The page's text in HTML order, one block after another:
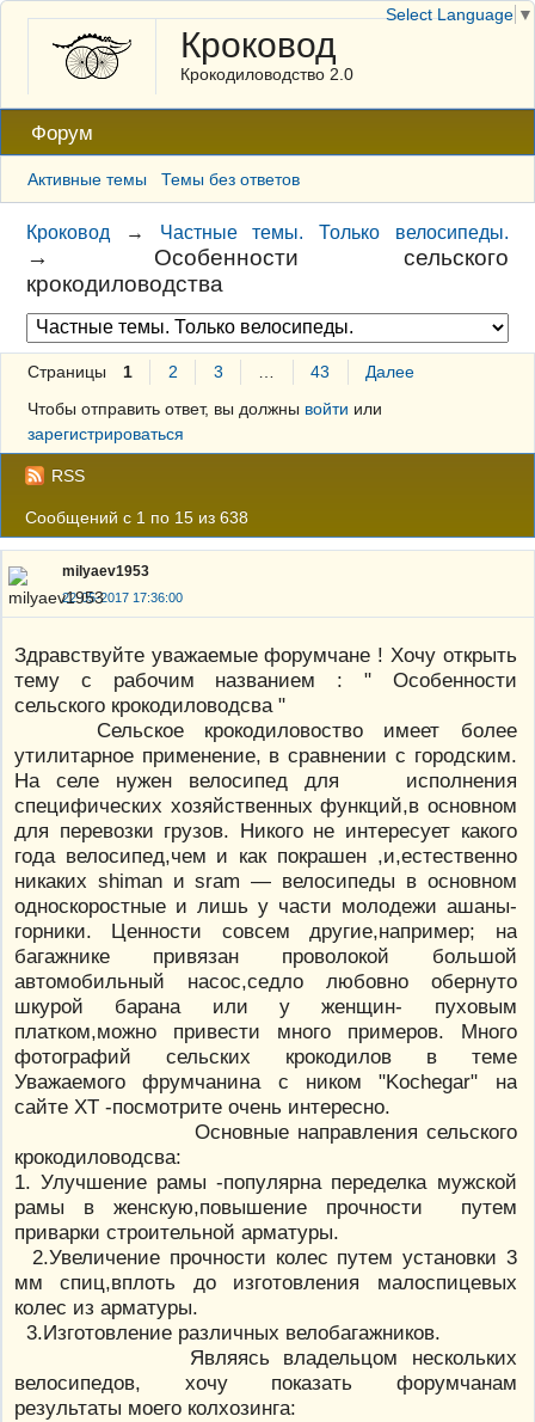
Кроковод
Крокодиловодство 2.0
Форум
Активные темы Темы без ответов
Кроковод → Частные темы. Только велосипеды.
→ Особенности сельского
крокодиловодства
Страницы 1 2 3 43
Далее
Чтобы отправить ответ, вы должны войти или
зарегистрироваться
RSS
Сообщений с 1 по 15 из 638
milyaev1953
22-05-2017 17:36:00
Здравствуйте уважаемые форумчане ! Хочу открыть
тему с рабочим названием : " Особенности
сельского крокодиловодсва "
Сельское крокодиловоство имеет более
утилитарное применение, в сравнении с городским.
На селе нужен велосипед для исполнения
специфических хозяйственных функций,в основном
для перевозки грузов. Никого не интересует какого
года велосипед,чем и как покрашен ,и,естественно
никаких shiman и sram — велосипеды в основном
односкоростные и лишь у части молодежи ашаны-
горники. Ценности совсем другие,например; на
багажнике привязан проволокой большой
автомобильный насос,седло любовно обернуто
шкурой барана или у женщин- пуховым
платком,можно привести много примеров. Много
фотографий сельских крокодилов в теме
Уважаемого фрумчанина с ником "Kochegar" на
сайте ХТ -посмотрите очень интересно.
Основные направления сельского
крокодиловодсва:
1. Улучшение рамы -популярна переделка мужской
рамы в женскую,повышение прочности путем
приварки строительной арматуры.
2.Увеличение прочности колес путем установки 3
мм спиц,вплоть до изготовления малоспицевых
колес из арматуры.
3.Изготовление различных велобагажников.
Являясь владельцом нескольких
велосипедов, хочу показать форумчанам
результаты моего колхозинга:
Select Language ▼